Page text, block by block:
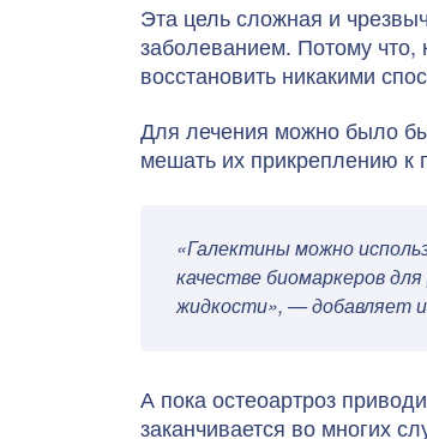
Эта цель сложная и
заболеванием. Потому что,
восстановить никакими
Для лечения можно было бы
мешать их прикреплению к
«Галектины можно
качестве биомаркеров
жидкости», — добавляет
А пока остеоартроз
заканчивается во многих